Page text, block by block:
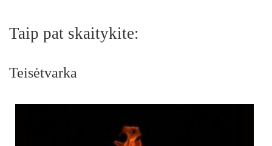
Taip pat skaitykite:
Teisėtvarka